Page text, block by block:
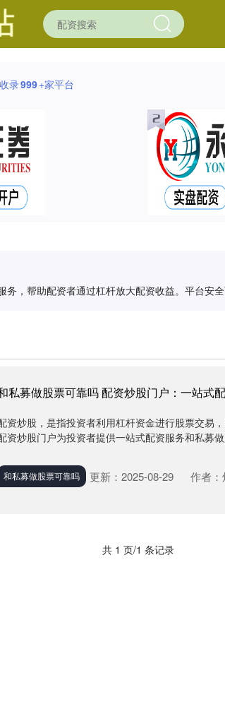
录999+家平台
务，帮助配资者通过杠杆放大配资收益。平台安
私募做股票可靠吗 配资炒股门户：一站式
资炒股，是指投资者利用杠杆资金进行股票交易
资炒股门户为投资者提供一站式配资服务和私募
和私募做股票可靠吗 更新：2025-08-29
作者：
共 1 页/1 条记录